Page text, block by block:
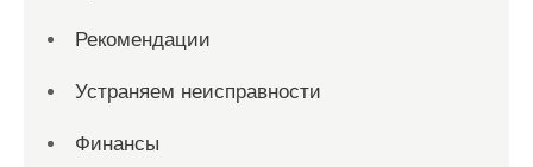
Рекомендации
Устраняем неисправности
Финансы